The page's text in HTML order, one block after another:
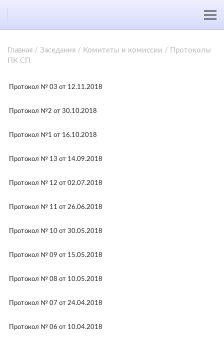
Главная / Заседания / Комитеты и комиссии /
Протоколы
ПК СП
Протокол № 03 от 12.11.2018
Протокол №2 от 30.10.2018
Протокол №1 от 16.10.2018
Протокол № 13 от 14.09.2018
Протокол № 12 от 02.07.2018
Протокол № 11 от 26.06.2018
Протокол № 10 от 30.05.2018
Протокол № 09 от 15.05.2018
Протокол № 08 от 10.05.2018
Протокол № 07 от 24.04.2018
Протокол № 06 от 10.04.2018